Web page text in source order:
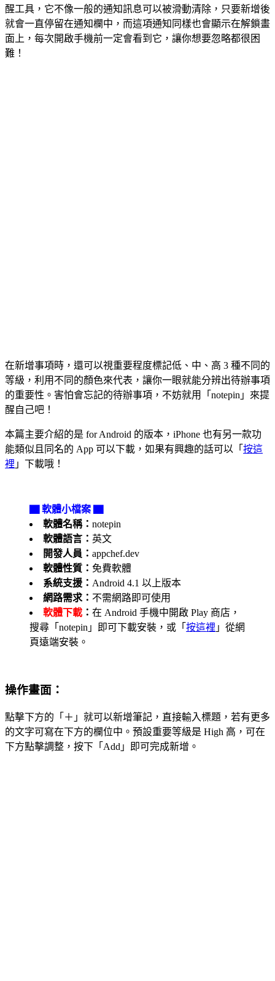
醒工具，它不像一般的通知訊息可以被滑動清除，只要新增後
就會一直停留在通知欄中，而這項通知同樣也會顯示在解鎖畫
面上，每次開啟手機前一定會看到它，讓你想要忽略都很困
難！
在新增事項時，還可以視重要程度標記低、中、高 3 種不同的
等級，利用不同的顏色來代表，讓你一眼就能分辨出待辦事項
的重要性。害怕會忘記的待辦事項，不妨就用「notepin」來提
醒自己吧！
本篇主要介紹的是 for Android 的版本，iPhone 也有另一款功
能類似且同名的 App 可以下載，如果有興趣的話可以「 按這
裡 」下載哦！
▇ 軟體小檔案 ▇
軟體名稱： notepin
軟體語言： 英文
開發人員： appchef.dev
軟體性質： 免費軟體
系統支援： Android 4.1 以上版本
網路需求： 不需網路即可使用
軟體下載 ： 在 Android 手機中開啟 Play 商店，
搜尋「notepin」即可下載安裝，或「 按這裡 」從網
頁遠端安裝。
操作畫面：
點擊下方的「＋」就可以新增筆記，直接輸入標題，若有更多
的文字可寫在下方的欄位中。預設重要等級是 High 高，可在
下方點擊調整，按下「Add」即可完成新增。